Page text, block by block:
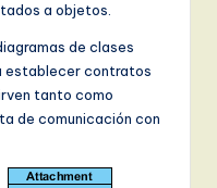
a objetos.
de clases
establecer contratos
tanto como
de comunicación con